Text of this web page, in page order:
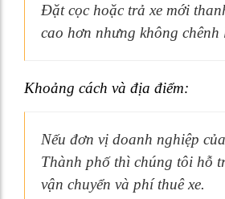
Đặt cọc hoặc trả xe mới
cao hơn nhưng không chênh
Khoảng cách và địa điểm:
Nếu đơn vị doanh nghiệp
Thành phố thì chúng tôi hỗ
vận chuyển và phí thuê xe.